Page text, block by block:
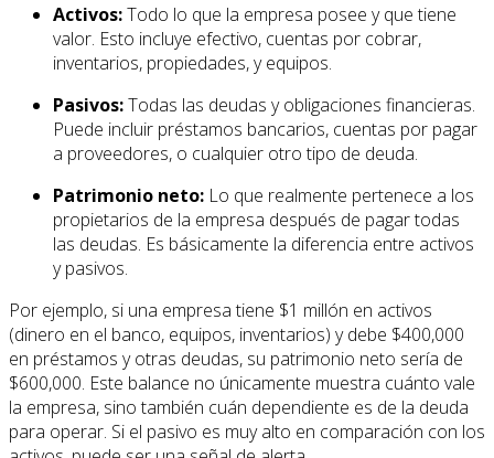
Activos:Todo lo que la empresa posee y que tiene
valor. Esto incluye efectivo, cuentas por cobrar,
inventarios, propiedades, y equipos.
Pasivos:Todas las deudas y obligaciones financieras.
Puede incluir préstamos bancarios, cuentas por pagar
a proveedores, o cualquier otro tipo de deuda.
Patrimonio neto: Lo que realmente pertenece a los
propietarios de la empresa después de pagar todas
las deudas. Es básicamente la diferencia entre activos
y pasivos.
Por ejemplo, si una empresa tiene $1 millón en activos
(dinero en el banco, equipos, inventarios) y debe $400,000
en préstamos y otras deudas, su patrimonio neto sería de
$600,000. Este balance no únicamente muestra cuánto vale
la empresa, sino también cuán dependiente es de la deuda
para operar. Si el pasivo es muy alto en comparación con los